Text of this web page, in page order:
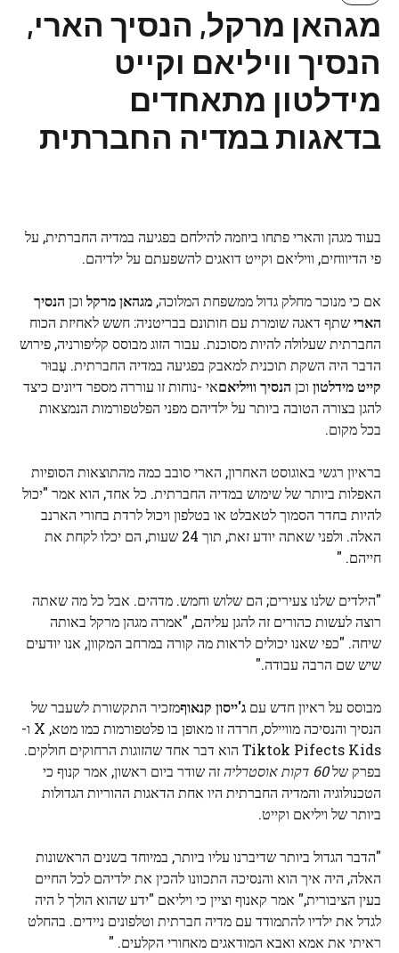
מגהאן מרקל, הנסיך הארי,
הנסיך וויליאם וקייט
מידלטון מתאחדים
בדאגות במדיה החברתית
בעוד מגהן והארי פתחו ביוזמה להילחם בפגיעה במדיה החברתית, על
פי הדיווחים, וויליאם וקייט דואגים להשפעתם על ילדיהם.
אם כי מנוכר מחלק גדול ממשפחת המלוכה, מגהאן מרקל וכן הנסיך
הארישתף דאגה שומרת עם חותונם בבריטניה: חשש לאחיזת הכוח
החברתית שעלולה להיות מסוכנת. עבור הזוג מבוסס קליפורניה, פירוש
הדבר היה השקת תוכנית למאבק בפגיעה במדיה החברתית. עֲבוּר
קייט מידלטון וכן הנסיך וויליאםאי -נוחות זו עוררה מספר דיונים כיצד
להגן בצורה הטובה ביותר על ילדיהם מפני הפלטפורמות הנמצאות
בכל מקום.
בראיון רגשי באוגוסט האחרון, הארי סובב כמה מהתוצאות הסופיות
האפלות ביותר של שימוש במדיה החברתית. כל אחד, הוא אמר "יכול
להיות בחדר הסמוך לטאבלט או בטלפון ויכול לרדת בחורי הארנב
האלה. ולפני שאתה יודע זאת, תוך 24 שעות, הם יכלו לקחת את
חייהם. "
"הילדים שלנו צעירים; הם שלוש וחמש. מדהים. אבל כל מה שאתה
רוצה לעשות כהורים זה להגן עליהם, "אמרה מגהן מרקל באותה
שיחה. "כפי שאנו יכולים לראות מה קורה במרחב המקוון, אנו יודעים
שיש שם הרבה עבודה."
מבוסס על ראיון חדש עם ג'ייסון קנאוףמזכיר התקשורת לשעבר של
הנסיך והנסיכה מוויילס, חרדה זו מאופן בו פלטפורמות כמו מטא, X ו-
Tiktok Pifects Kids הוא דבר אחד שהזוגות הרחוקים חולקים.
בפרק של60 דקות אוסטרליה
זה שודר ביום ראשון, אמר קנוף כי
הטכנולוגיה והמדיה החברתית היו אחת הדאגות ההוריות הגדולות
ביותר של ויליאם וקייט.
"הדבר הגדול ביותר שדיברנו עליו ביותר, במיוחד בשנים הראשונות
האלה, היה איך הוא והנסיכה התכוונו להכין את ילדיהם לכל החיים
בעין הציבורית," אמר קאנוף וציין כי ויליאם "ידע שהוא הולך ל היה
לגדל את ילדיו להתמודד עם מדיה חברתית וטלפונים ניידים. בהחלט
ראיתי את אמא ואבא המודאגים מאחורי הקלעים. "